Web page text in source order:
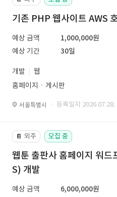
기존 PHP 웹사이트 AWS
예상 금액
1,000,000원
예상 기간
30일
개발
웹
홈페이지ㆍ게시판
서울특별시 · 등록일자 2026.07.28.
📔 외주 모집 중
웹툰 출판사 홈페이지 워드
S) 개발
예상 금액
6,000,000원